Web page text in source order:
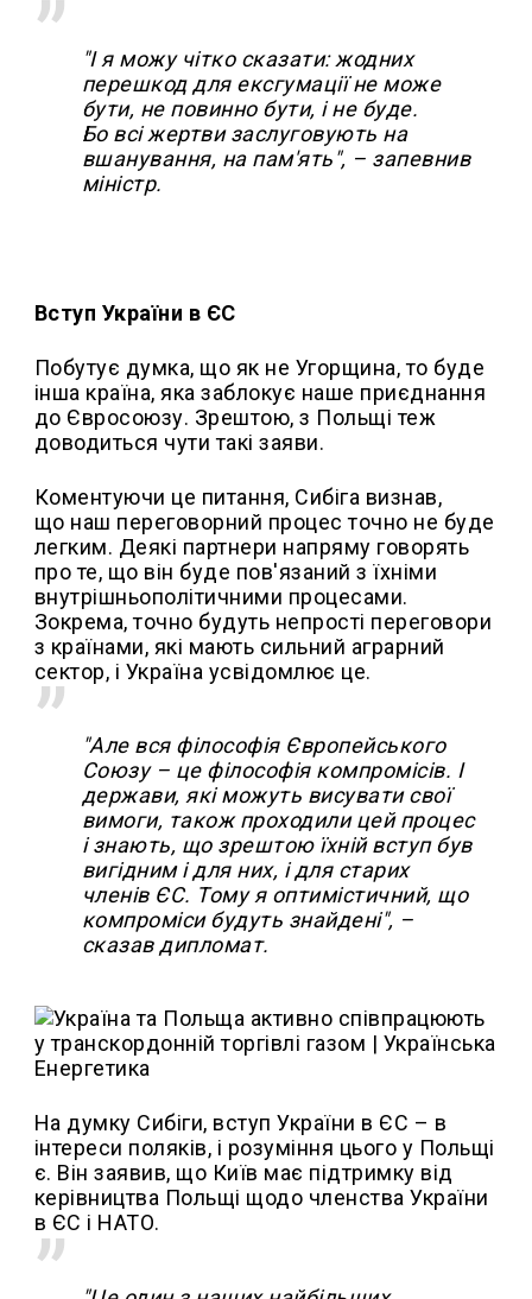
"І я можу чітко сказати: жодних
перешкод для ексгумації не може
бути, не повинно бути, і не буде.
Бо всі жертви заслуговують на
вшанування, на пам'ять", – запевнив
міністр.
Вступ України в ЄС
Побутує думка, що як не Угорщина, то буде
інша країна, яка заблокує наше приєднання
до Євросоюзу. Зрештою, з Польщі теж
доводиться чути такі заяви.
Коментуючи це питання, Сибіга визнав,
що наш переговорний процес точно не буде
легким. Деякі партнери напряму говорять
про те, що він буде пов'язаний з їхніми
внутрішньополітичними процесами.
Зокрема, точно будуть непрості переговори
з країнами, які мають сильний аграрний
сектор, і Україна усвідомлює це.
"Але вся філософія Європейського
Союзу – це філософія компромісів. І
держави, які можуть висувати свої
вимоги, також проходили цей процес
і знають, що зрештою їхній вступ був
вигідним і для них, і для старих
членів ЄС. Тому я оптимістичний, що
компроміси будуть знайдені", –
сказав дипломат.
На думку Сибіги, вступ України в ЄС – в
інтереси поляків, і розуміння цього у Польщі
є. Він заявив, що Київ має підтримку від
керівництва Польщі щодо членства України
в ЄС і НАТО.